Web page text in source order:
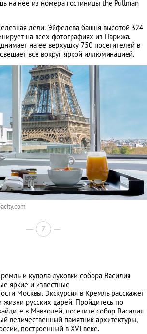
на нее из номера гостиницы the Pullman
леди. Эйфелева башня высотой 324
на всех фотографиях из Парижа.
на ее верхушку 750 посетителей в
все вокруг яркой иллюминацией.
7
и купола-луковки собора Василия
яркие и известные
Москвы. Экскурсия в Кремль расскажет
жизни русских царей. Пройдитесь по
в Мавзолей, посетите собор Василия
величественный памятник архитектуры,
построенный в XVI веке.